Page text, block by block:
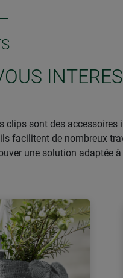
clips sont des
facilitent de nombreux
une solution adaptée